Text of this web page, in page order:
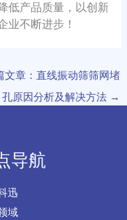
低产品质量，以创新
业不断进步！
文章：直线振动筛筛网堵
孔原因分析及解决方法 →
导航
迅
域